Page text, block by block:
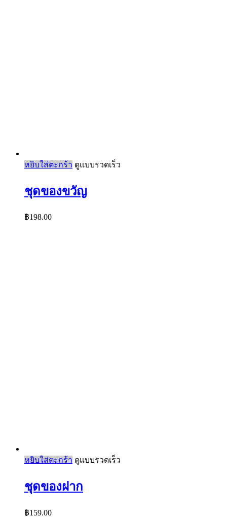
หยิบใส่ตะกร้า ดูแบบรวดเร็ว
ชุดของขวัญ
฿198.00
หยิบใส่ตะกร้า ดูแบบรวดเร็ว
ชุดของฝาก
฿159.00